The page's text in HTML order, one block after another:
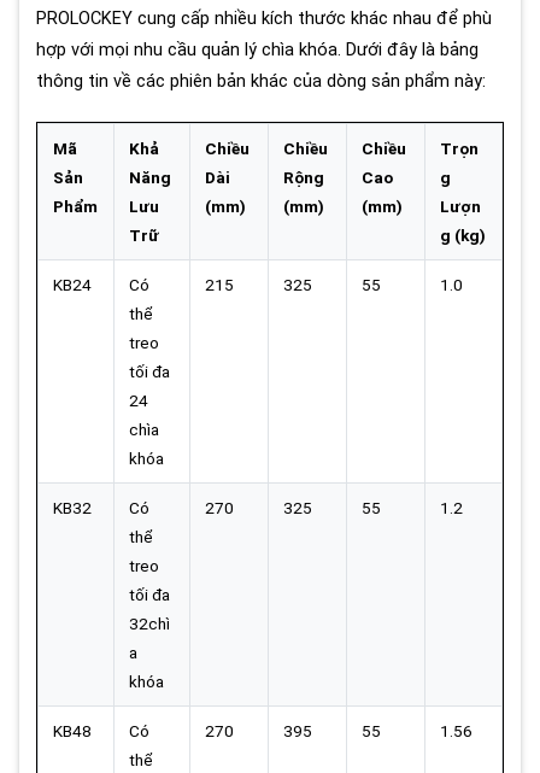
PROLOCKEY cung cấp nhiều kích thước khác nhau để phù
hợp với mọi nhu cầu quản lý chìa khóa. Dưới đây là bảng
thông tin về các phiên bản khác của dòng sản phẩm này:
Mã
Sản
Phẩm
Khả
Năng
Lưu
Trữ
Chiều
Dài
(mm)
Chiều
Rộng
(mm)
Chiều
Cao
(mm)
Trọn
g
Lượn
g (kg)
KB24
Có
thể
treo
tối đa
24
chìa
khóa
215 325 55 1.0
KB32
Có
thể
treo
tối đa
32chì
a
khóa
270 325 55 1.2
KB48
Có
thể
270 395 55 1.56